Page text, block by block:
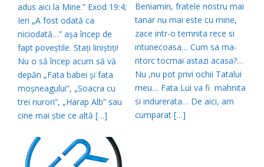
adus aici la Mine.” Exod 19:4;
Ieri „A fost odată ca
niciodată…” aşa încep de
fapt poveştile. Staţi liniştiţi!
Nu o să încep acum să vă
depăn „Fata babei şi fata
moşneagului”, „Soacra cu
trei nurori”, „Harap Alb” sau
cine mai ştie ce altă […]
Beniamin, fratele nostru mai
tanar nu mai este cu mine,
zace intr-o temnita rece si
intunecoasa… Cum sa ma-
ntorc tocmai astazi acasa?…
Nu ,nu pot privi ochii Tatalui
meu… Fata Lui va fi mahnita
si indurerata… De aici, am
cumparat […]